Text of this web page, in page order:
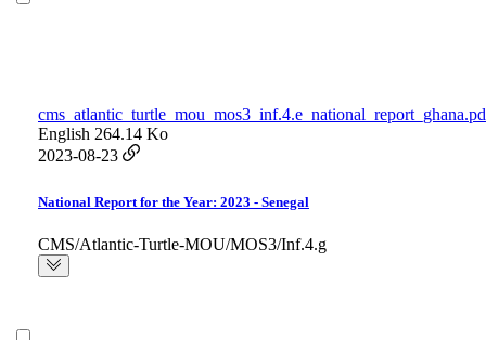
English 264.14 Ko
2023-08-23
National Report for the Year: 2023 - Senegal
CMS/Atlantic-Turtle-MOU/MOS3/Inf.4.g